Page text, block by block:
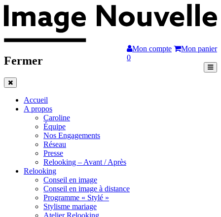
Mon compte
Mon panier
0
Fermer
Accueil
A propos
Caroline
Équipe
Nos Engagements
Réseau
Presse
Relooking – Avant / Après
Relooking
Conseil en image
Conseil en image à distance
Programme « Stylé »
Stylisme mariage